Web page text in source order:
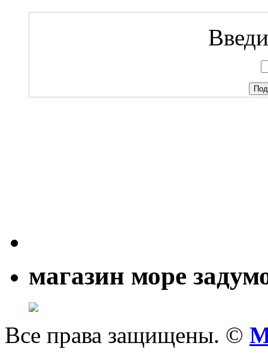
магазин море
Все права защищены. ©